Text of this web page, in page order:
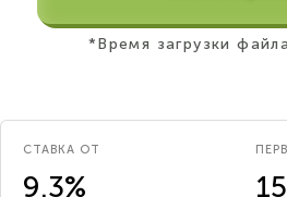
*Время загрузки файла
СТАВКА ОТ
9.3%